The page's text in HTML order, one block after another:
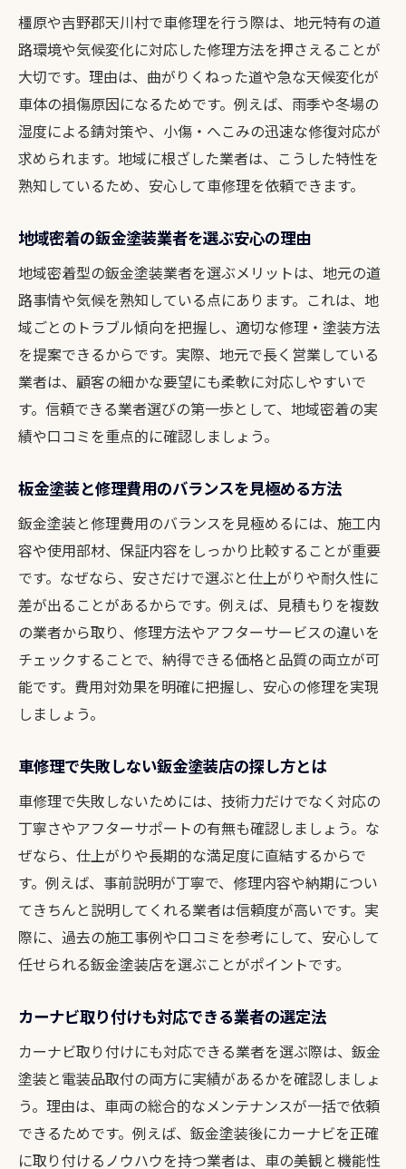
板金塗装に強い奈良地域の店舗選びのコツ
キズ修理で満足できる鈑金塗装サービスの
見極め方
安心して任せたい鈑金塗装の判断基準
鈑金塗装業者を安心して選ぶための確認ポ
イント
車修理奈良で後悔しないための判断基準を
施工実績と口コミで鈑金塗装店の信頼性を
確認
板金塗装の保証内容とサービスをしっかり
比較
見積もりや相談対応の丁寧さも選定ポイン
奈良で安心できる車修理店の特徴を押さえ
費用と仕上がりで選ぶ鈑金塗装の秘訣
鈑金塗装の費用相場と仕上がりのバランス
を解説
奈良県板金でコストパフォーマンスを重視
する方法
車修理奈良で安さと品質を両立するコツと
は
見積もり比較で納得できる板金塗装を選ぶ
手順
カーナビ取り付けとの同時依頼で費用を抑
える
納得の修復を叶える奈良での新提案
鈑金塗装の新しい修復方法で納得の仕上が
りへ
奈良板金塗装で実現する長持ち修理の提案
車修理奈良の最新技術を使った修復例を紹
板金塗装とカーナビ取り付けの同時対応が
可能
新しい発想で選ぶ奈良の鈑金塗装店の特徴
修復の選択肢を広げる奈良地域のサービス
保険利用でお得に鈑金塗装を進める方法
橿原や吉野郡天川村で車修理を行う際は、地元特有の道
路環境や気候変化に対応した修理方法を押さえることが
大切です。理由は、曲がりくねった道や急な天候変化が
車体の損傷原因になるためです。例えば、雨季や冬場の
湿度による錆対策や、小傷・へこみの迅速な修復対応が
求められます。地域に根ざした業者は、こうした特性を
熟知しているため、安心して車修理を依頼できます。
地域密着の鈑金塗装業者を選ぶ安心の理由
地域密着型の鈑金塗装業者を選ぶメリットは、地元の道
路事情や気候を熟知している点にあります。これは、地
域ごとのトラブル傾向を把握し、適切な修理・塗装方法
を提案できるからです。実際、地元で長く営業している
業者は、顧客の細かな要望にも柔軟に対応しやすいで
す。信頼できる業者選びの第一歩として、地域密着の実
績や口コミを重点的に確認しましょう。
板金塗装と修理費用のバランスを見極める方法
鈑金塗装と修理費用のバランスを見極めるには、施工内
容や使用部材、保証内容をしっかり比較することが重要
です。なぜなら、安さだけで選ぶと仕上がりや耐久性に
差が出ることがあるからです。例えば、見積もりを複数
の業者から取り、修理方法やアフターサービスの違いを
チェックすることで、納得できる価格と品質の両立が可
能です。費用対効果を明確に把握し、安心の修理を実現
しましょう。
車修理で失敗しない鈑金塗装店の探し方とは
車修理で失敗しないためには、技術力だけでなく対応の
丁寧さやアフターサポートの有無も確認しましょう。な
ぜなら、仕上がりや長期的な満足度に直結するからで
す。例えば、事前説明が丁寧で、修理内容や納期につい
てきちんと説明してくれる業者は信頼度が高いです。実
際に、過去の施工事例や口コミを参考にして、安心して
任せられる鈑金塗装店を選ぶことがポイントです。
カーナビ取り付けも対応できる業者の選定法
カーナビ取り付けにも対応できる業者を選ぶ際は、鈑金
塗装と電装品取付の両方に実績があるかを確認しましょ
う。理由は、車両の総合的なメンテナンスが一括で依頼
できるためです。例えば、鈑金塗装後にカーナビを正確
に取り付けるノウハウを持つ業者は、車の美観と機能性